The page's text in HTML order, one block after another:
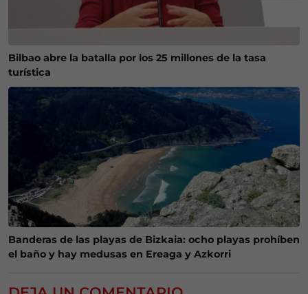
Bilbao abre la batalla por los 25 millones de la tasa
turística
Banderas de las playas de Bizkaia: ocho playas prohíben
el baño y hay medusas en Ereaga y Azkorri